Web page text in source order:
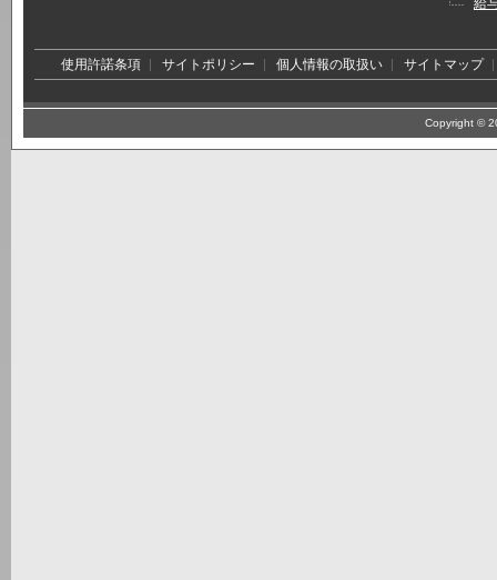
給
使用許諾条項 サイトポリシー 個人情報の取扱い サイトマップ
Copyright ©